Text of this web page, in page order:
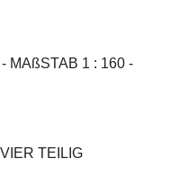
MAßSTAB 1 : 160 -
TEILIG